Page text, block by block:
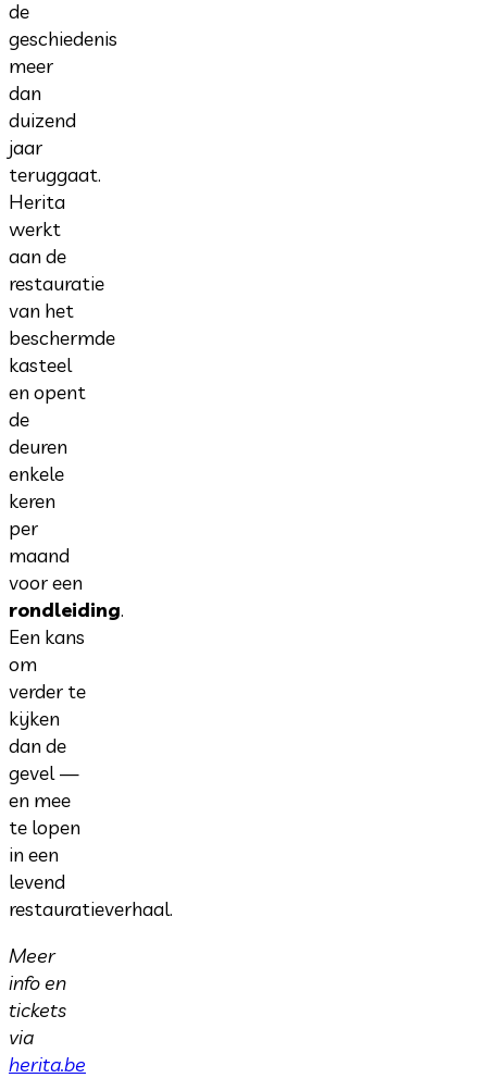
de
geschiedenis
meer
dan
duizend
jaar
teruggaat.
Herita
werkt
aan de
restauratie
van het
beschermde
kasteel
en opent
de
deuren
enkele
keren
per
maand
voor een
rondleiding.
Een kans
om
verder te
kijken
dan de
gevel —
en mee
te lopen
in een
levend
restauratieverhaal.
Meer
info en
tickets
via
herita.be